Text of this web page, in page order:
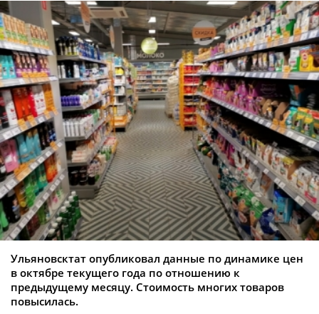
Ульяновсктат опубликовал данные по динамике цен
в октябре текущего года по отношению к
предыдущему месяцу. Стоимость многих товаров
повысилась.